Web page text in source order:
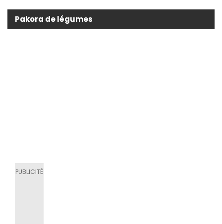
Pakora de légumes